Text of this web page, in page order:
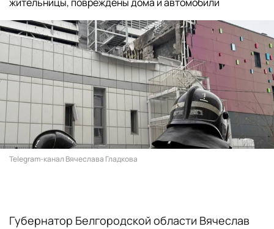
Telegram-канал Вячеслава Гладкова
Губернатор Белгородской области Вячеслав